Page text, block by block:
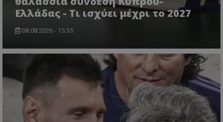
Ελλάδας - Τι ισχύει μέχρι το 2027
08.08.2026 - 15:35